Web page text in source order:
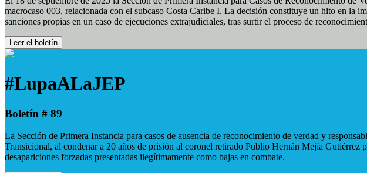
macrocaso 003, relacionada con el subcaso Costa Caribe I. La decisión constituye un hito en
sanciones propias en un caso de ejecuciones extrajudiciales, tras surtir el proceso de
Leer el boletín
#LupaALaJEP
Boletín # 89
La Sección de Primera Instancia para casos de ausencia de reconocimiento de verdad y
Transicional, al condenar a 20 años de prisión al coronel retirado Publio Hernán Mejía Gutiérrez
desapariciones forzadas presentadas ilegítimamente como bajas en combate.